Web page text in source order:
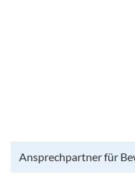
Ansprechpartner für